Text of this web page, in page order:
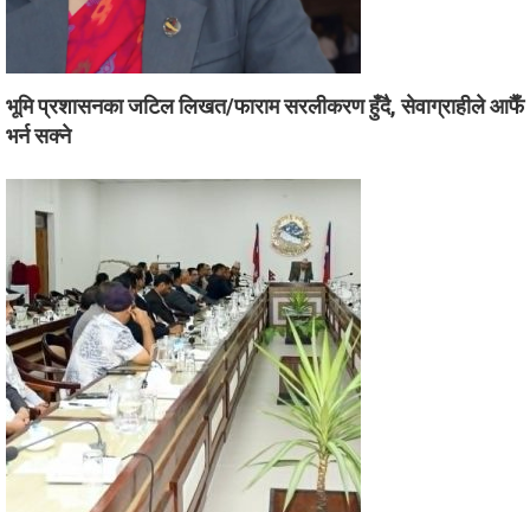
भूमि प्रशासनका जटिल लिखत/फाराम सरलीकरण हुँदै, सेवाग्राहीले आफैँ
भर्न सक्ने